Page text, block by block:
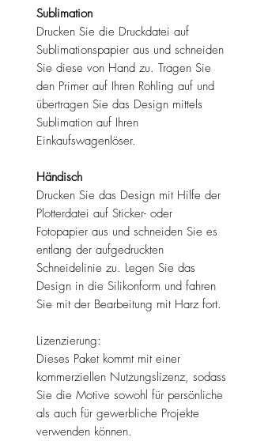
Sublimation
Drucken Sie die Druckdatei auf
Sublimationspapier aus und schneiden
Sie diese von Hand zu. Tragen Sie
den Primer auf Ihren Rohling auf und
übertragen Sie das Design mittels
Sublimation auf Ihren
Einkaufswagenlöser.
Händisch
Drucken Sie das Design mit Hilfe der
Plotterdatei auf Sticker- oder
Fotopapier aus und schneiden Sie es
entlang der aufgedruckten
Schneidelinie zu. Legen Sie das
Design in die Silikonform und fahren
Sie mit der Bearbeitung mit Harz fort.
Lizenzierung:
Dieses Paket kommt mit einer
kommerziellen Nutzungslizenz, sodass
Sie die Motive sowohl für persönliche
als auch für gewerbliche Projekte
verwenden können.